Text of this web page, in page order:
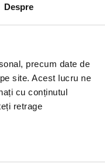
Despre
precum date de
site. Acest lucru ne
cu conținutul
retrage